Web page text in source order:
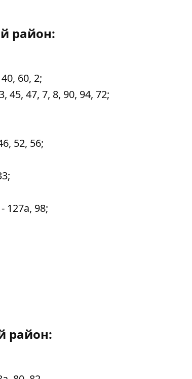
район:
60, 2;
45, 47, 7, 8, 90, 94, 72;
52, 56;
127а, 98;
район: